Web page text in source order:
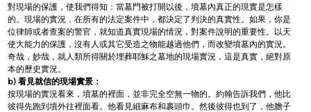
對現場的保護，使我們得知：當墓門被打開以後，墳墓內真正的現實是怎樣
的。現場的實況，在所有的法定案件中，都決定了判決的真實性。如果，你是
位律師或者查案的警官，就知道真實現場的情況，對案件說明的重要性。以天
使大能力的保護，沒有人或其它受造之物能越過他們，而改變墳墓內的實況。
奇哉，妙哉，就人類所得關於埋葬耶穌之墓地的現場實況，這是真實，絕對原
本的歷史實況。
b) 看見就信的現場實景：
按現場的實況看來，墳墓的裡面，並非完全空無一物的。約翰告訴我們，他比
彼得先跑到墳外往裡面看。他看見細麻布和裹頭巾。然後彼得也到了，他膽子